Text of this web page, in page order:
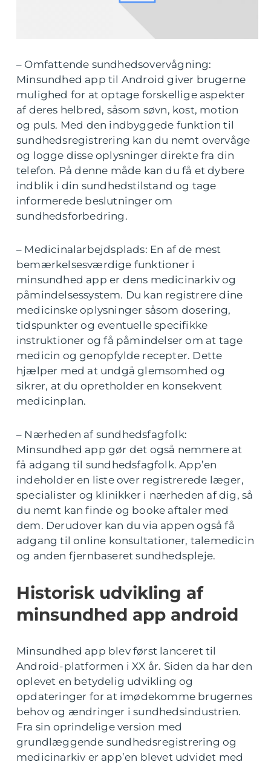
– Omfattende sundhedsovervågning:
Minsundhed app til Android giver brugerne
mulighed for at optage forskellige aspekter
af deres helbred, såsom søvn, kost, motion
og puls. Med den indbyggede funktion til
sundhedsregistrering kan du nemt overvåge
og logge disse oplysninger direkte fra din
telefon. På denne måde kan du få et dybere
indblik i din sundhedstilstand og tage
informerede beslutninger om
sundhedsforbedring.
– Medicinalarbejdsplads: En af de mest
bemærkelsesværdige funktioner i
minsundhed app er dens medicinarkiv og
påmindelsessystem. Du kan registrere dine
medicinske oplysninger såsom dosering,
tidspunkter og eventuelle specifikke
instruktioner og få påmindelser om at tage
medicin og genopfylde recepter. Dette
hjælper med at undgå glemsomhed og
sikrer, at du opretholder en konsekvent
medicinplan.
– Nærheden af sundhedsfagfolk:
Minsundhed app gør det også nemmere at
få adgang til sundhedsfagfolk. App’en
indeholder en liste over registrerede læger,
specialister og klinikker i nærheden af dig, så
du nemt kan finde og booke aftaler med
dem. Derudover kan du via appen også få
adgang til online konsultationer, talemedicin
og anden fjernbaseret sundhedspleje.
Historisk udvikling af
minsundhed app android
Minsundhed app blev først lanceret til
Android-platformen i XX år. Siden da har den
oplevet en betydelig udvikling og
opdateringer for at imødekomme brugernes
behov og ændringer i sundhedsindustrien.
Fra sin oprindelige version med
grundlæggende sundhedsregistrering og
medicinarkiv er app’en blevet udvidet med